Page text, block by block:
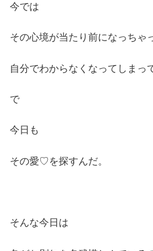
今では
その心境が当たり前になっちゃ
自分でわからなくなってしまっ
で
今日も
その愛♡を探すんだ。
そんな今日は